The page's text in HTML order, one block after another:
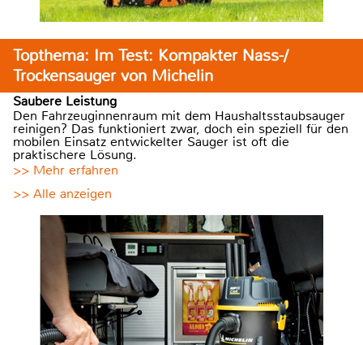
Topthema: Im Test: Kompakter Nass-/
Trockensauger von Michelin
Saubere Leistung
Den Fahrzeuginnenraum mit dem Haushaltsstaubsauger
reinigen? Das funktioniert zwar, doch ein speziell für den
mobilen Einsatz entwickelter Sauger ist oft die
praktischere Lösung.
>> Mehr erfahren
>> Alle anzeigen